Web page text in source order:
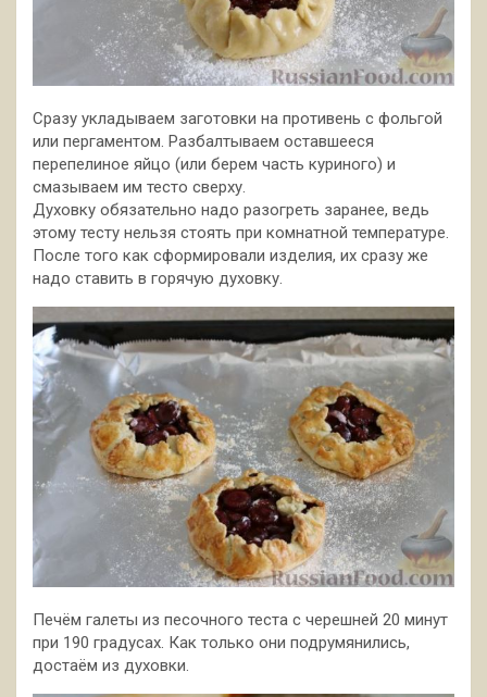
Сразу укладываем заготовки на противень с фольгой
или пергаментом. Разбалтываем оставшееся
перепелиное яйцо (или берем часть куриного) и
смазываем им тесто сверху.
Духовку обязательно надо разогреть заранее, ведь
этому тесту нельзя стоять при комнатной температуре.
После того как сформировали изделия, их сразу же
надо ставить в горячую духовку.
Печём галеты из песочного теста с черешней 20 минут
при 190 градусах. Как только они подрумянились,
достаём из духовки.